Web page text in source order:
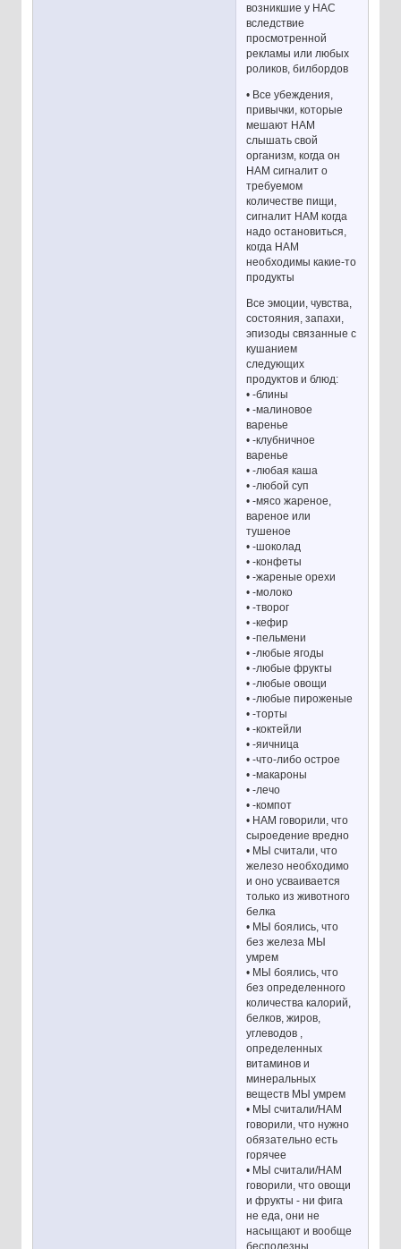
возникшие у НАС
вследствие
просмотренной
рекламы или любых
роликов, билбордов
• Все убеждения,
привычки, которые
мешают НАМ
слышать свой
организм, когда он
НАМ сигналит о
требуемом
количестве пищи,
сигналит НАМ когда
надо остановиться,
когда НАМ
необходимы какие-то
продукты
Все эмоции, чувства,
состояния, запахи,
эпизоды связанные с
кушанием
следующих
продуктов и блюд:
• -блины
• -малиновое
варенье
• -клубничное
варенье
• -любая каша
• -любой суп
• -мясо жареное,
вареное или
тушеное
• -шоколад
• -конфеты
• -жареные орехи
• -молоко
• -творог
• -кефир
• -пельмени
• -любые ягоды
• -любые фрукты
• -любые овощи
• -любые пироженые
• -торты
• -коктейли
• -яичница
• -что-либо острое
• -макароны
• -лечо
• -компот
• НАМ говорили, что
сыроедение вредно
• МЫ считали, что
железо необходимо
и оно усваивается
только из животного
белка
• МЫ боялись, что
без железа МЫ
умрем
• МЫ боялись, что
без определенного
количества калорий,
белков, жиров,
углеводов ,
определенных
витаминов и
минеральных
веществ МЫ умрем
• МЫ считали/НАМ
говорили, что нужно
обязательно есть
горячее
• МЫ считали/НАМ
говорили, что овощи
и фрукты - ни фига
не еда, они не
насыщают и вообще
бесполезны